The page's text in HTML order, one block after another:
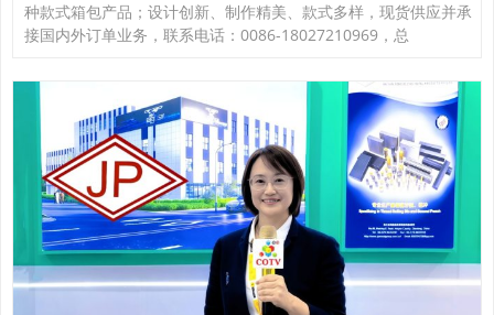
种款式箱包产品；设计创新、制作精美、款式多样，现货供应并承
接国内外订单业务，联系电话：0086-18027210969，总